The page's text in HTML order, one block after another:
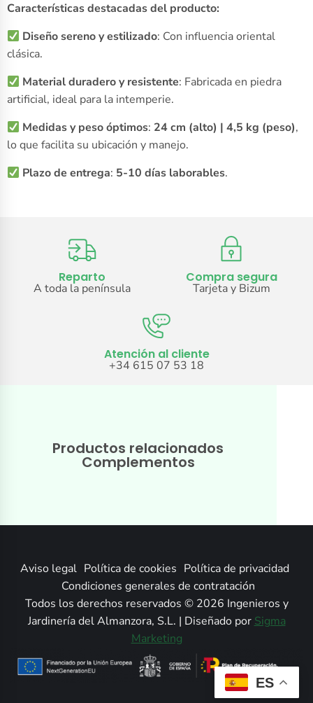
Características destacadas del producto:
Diseño sereno y estilizado: Con influencia oriental
clásica.
Material duradero y resistente: Fabricada en piedra
artificial, ideal para la intemperie.
Medidas y peso óptimos: 24 cm (alto) | 4,5 kg (peso),
lo que facilita su ubicación y manejo.
Plazo de entrega: 5-10 días laborables.
Reparto
A toda la península
Compra segura
Tarjeta y Bizum
Atención al cliente
+34 615 07 53 18
Productos relacionados
Complementos
Aviso legal Política de cookies Política de privacidad
Condiciones generales de contratación
Todos los derechos reservados © 2026 Ingenieros y
Jardinería del Almanzora, S.L. | Diseñado por Sigma
Marketing
ES